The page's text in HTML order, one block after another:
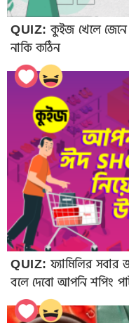
QUIZ: কুইজ খেলে জেনে
নাকি কঠিন
QUIZ: ফ্যামিলির সবার
বলে দেবো আপনি শপিং